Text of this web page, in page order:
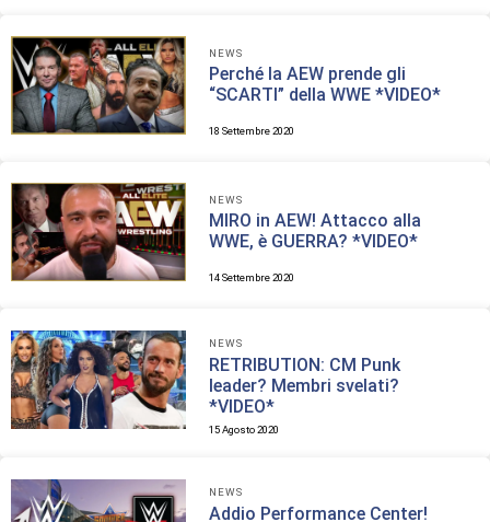
NEWS
Perché la AEW prende gli
“SCARTI” della WWE *VIDEO*
18 Settembre 2020
NEWS
MIRO in AEW! Attacco alla
WWE, è GUERRA? *VIDEO*
14 Settembre 2020
NEWS
RETRIBUTION: CM Punk
leader? Membri svelati?
*VIDEO*
15 Agosto 2020
NEWS
Addio Performance Center!